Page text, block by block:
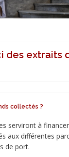
des extraits
collectés ?
serviront à financer
aux différentes
de port.